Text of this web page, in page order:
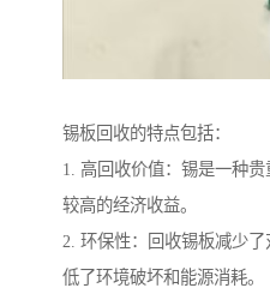
锡板回收的特点包括：
1. 高回收价值：锡是一种
较高的经济收益。
2. 环保性：回收锡板减少
低了环境破坏和能源消耗。